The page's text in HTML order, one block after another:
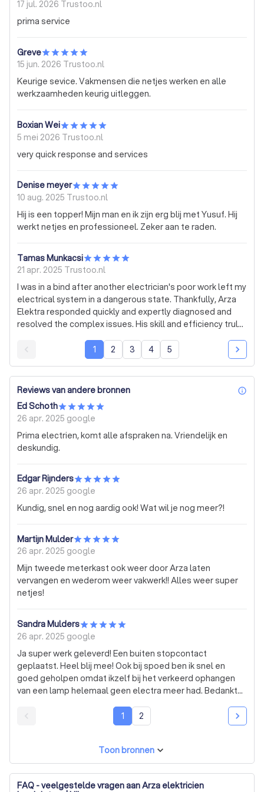
17 jul. 2026 Trustoo.nl
prima service
Greve
15 jun. 2026 Trustoo.nl
Keurige sevice. Vakmensen die netjes werken en alle
werkzaamheden keurig uitleggen.
Boxian Wei
5 mei 2026 Trustoo.nl
very quick response and services
Denise meyer
10 aug. 2025 Trustoo.nl
Hij is een topper! Mijn man en ik zijn erg blij met Yusuf. Hij
werkt netjes en professioneel. Zeker aan te raden.
Tamas Munkacsi
21 apr. 2025 Trustoo.nl
I was in a bind after another electrician's poor work left my
electrical system in a dangerous state. Thankfully, Arza
Elektra responded quickly and expertly diagnosed and
resolved the complex issues. His skill and efficiency truly
service.
1 2 3 4 5
Reviews van andere bronnen
Ed Schoth
26 apr. 2025 google
Prima electrien, komt alle afspraken na. Vriendelijk en
deskundig.
Edgar Rijnders
26 apr. 2025 google
Kundig, snel en nog aardig ook! Wat wil je nog meer?!
Martijn Mulder
26 apr. 2025 google
Mijn tweede meterkast ook weer door Arza laten
vervangen en wederom weer vakwerk!! Alles weer super
netjes!
Sandra Mulders
26 apr. 2025 google
Ja super werk geleverd! Een buiten stopcontact
geplaatst. Heel blij mee! Ook bij spoed ben ik snel en
goed geholpen omdat ikzelf bij het verkeerd ophangen
van een lamp helemaal geen electra meer had. Bedankt
1
2
Toon bronnen
FAQ - veelgestelde vragen aan Arza elektricien